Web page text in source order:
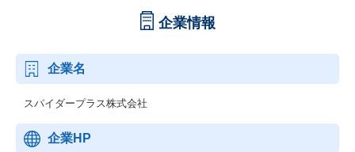
企業情報
企業名
スパイダープラス株式会社
企業HP